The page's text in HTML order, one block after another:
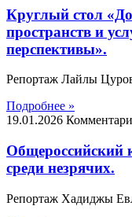
Круглый стол
пространств и
перспективы».
Репортаж Лайлы
Подробнее »
19.01.2026
Общероссийский
среди незрячих.
Репортаж Хадиджы